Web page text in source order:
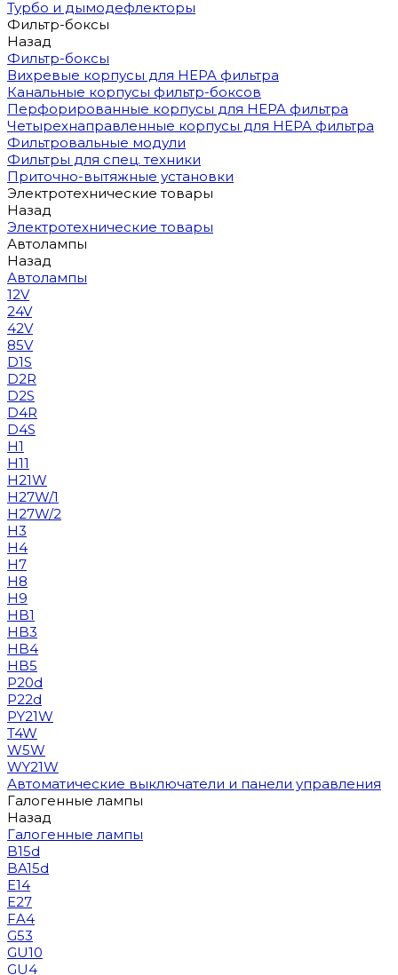
Турбо и дымодефлекторы
Фильтр-боксы
Назад
Фильтр-боксы
Вихревые корпусы для HEPA фильтра
Канальные корпусы фильтр-боксов
Перфорированные корпусы для HEPA фильтра
Четырехнаправленные корпусы для HEPA фильтра
Фильтровальные модули
Фильтры для спец. техники
Приточно-вытяжные установки
Электротехнические товары
Назад
Электротехнические товары
Автолампы
Назад
Автолампы
12V
24V
42V
85V
D1S
D2R
D2S
D4R
D4S
H1
H11
H21W
H27W/1
H27W/2
H3
H4
H7
H8
H9
HB1
HB3
HB4
HB5
P20d
P22d
PY21W
T4W
W5W
WY21W
Автоматические выключатели и панели управления
Галогенные лампы
Назад
Галогенные лампы
B15d
BA15d
E14
E27
FA4
G53
GU10
GU4